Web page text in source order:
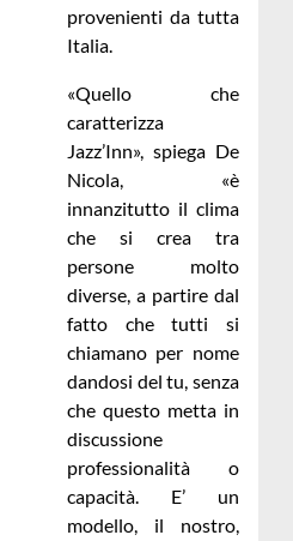
provenienti da tutta
Italia.
«Quello che
caratterizza
Jazz’Inn», spiega De
Nicola, «è
innanzitutto il clima
che si crea tra
persone molto
diverse, a partire dal
fatto che tutti si
chiamano per nome
dandosi del tu, senza
che questo metta in
discussione
professionalità o
capacità. E’ un
modello, il nostro,